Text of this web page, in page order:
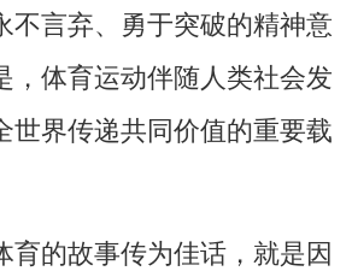
不言弃、勇于突破的精神意
，体育运动伴随人类社会发
世界传递共同价值的重要载
的故事传为佳话，就是因